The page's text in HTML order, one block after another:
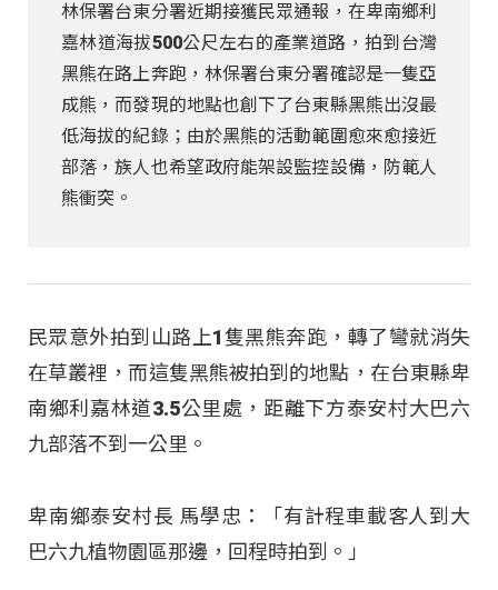
林保署台東分署近期接獲民眾通報，在卑南鄉利
嘉林道海拔500公尺左右的產業道路，拍到台灣
黑熊在路上奔跑，林保署台東分署確認是一隻亞
成熊，而發現的地點也創下了台東縣黑熊出沒最
低海拔的紀錄；由於黑熊的活動範圍愈來愈接近
部落，族人也希望政府能架設監控設備，防範人
熊衝突。
民眾意外拍到山路上1隻黑熊奔跑，轉了彎就消失
在草叢裡，而這隻黑熊被拍到的地點，在台東縣卑
南鄉利嘉林道3.5公里處，距離下方泰安村大巴六
九部落不到一公里。
卑南鄉泰安村長 馬學忠：「有計程車載客人到大
巴六九植物園區那邊，回程時拍到。」